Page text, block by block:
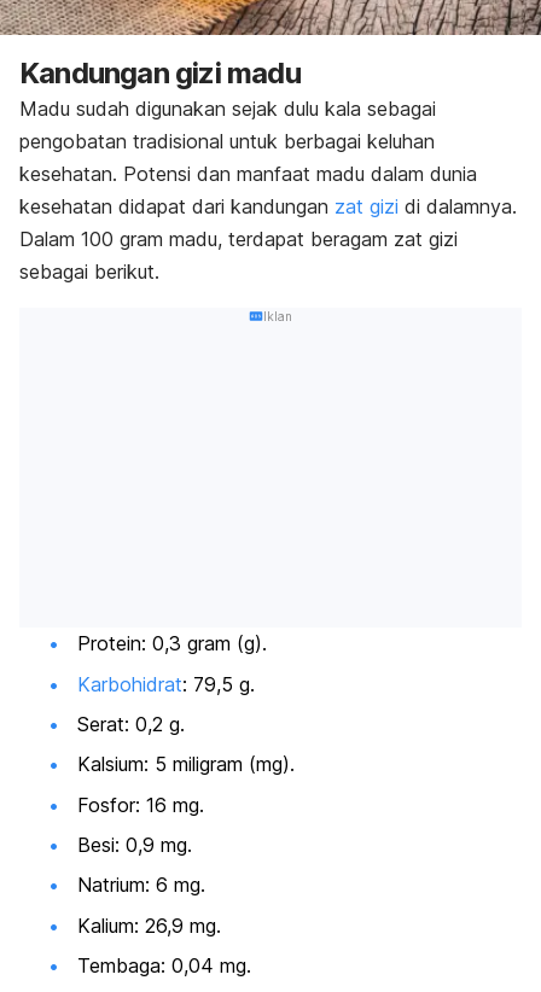
Kandungan gizi madu
Madu sudah digunakan sejak dulu kala sebagai
pengobatan tradisional untuk berbagai keluhan
kesehatan. Potensi dan manfaat madu dalam dunia
kesehatan didapat dari kandungan zat gizi di dalamnya.
Dalam 100 gram madu, terdapat beragam zat gizi
sebagai berikut.
Iklan
Protein: 0,3 gram (g).
Karbohidrat: 79,5 g.
Serat: 0,2 g.
Kalsium: 5 miligram (mg).
Fosfor: 16 mg.
Besi: 0,9 mg.
Natrium: 6 mg.
Kalium: 26,9 mg.
Tembaga: 0,04 mg.